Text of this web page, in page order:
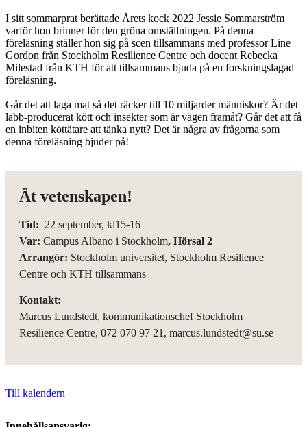
I sitt sommarprat berättade Årets kock 2022 Jessie Sommarström
varför hon brinner för den gröna omställningen. På denna
föreläsning ställer hon sig på scen tillsammans med professor Line
Gordon från Stockholm Resilience Centre och docent Rebecka
Milestad från KTH för att tillsammans bjuda på en forskningslagad
föreläsning.
Går det att laga mat så det räcker till 10 miljarder människor? Är det
labb-producerat kött och insekter som är vägen framåt? Går det att få
en inbiten köttätare att tänka nytt? Det är några av frågorna som
denna föreläsning bjuder på!
Ät vetenskapen!
Tid: 22 september, kl15-16
Var: Campus Albano i Stockholm, Hörsal 2
Arrangör: Stockholm universitet, Stockholm Resilience
Centre och KTH tillsammans
Kontakt:
Marcus Lundstedt, kommunikationschef Stockholm
Resilience Centre, 072 070 97 21, marcus.lundstedt@su.se
Till kalendern